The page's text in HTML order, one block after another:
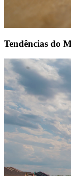
Tendências do